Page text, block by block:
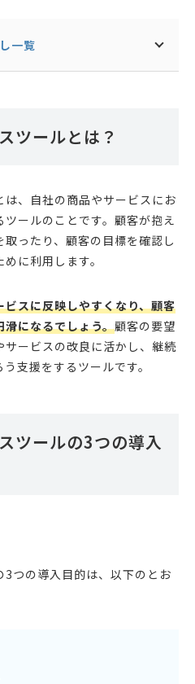
日本の企業アルファネット
れらの実践経験を基にビジネス
ァーム“ロング ラスティング ラ
to B to Cモデルの企業を中心
一覧
ツールとは？
、自社の商品やサービスにお
ールのことです。顧客が抱え
ったり、顧客の目標を確認し
に利用します。
スに反映しやすくなり、顧客
滑になるでしょう。顧客の要望
ービスの改良に活かし、継続
支援をするツールです。
ツールの3つの導入
つの導入目的は、以下のとお